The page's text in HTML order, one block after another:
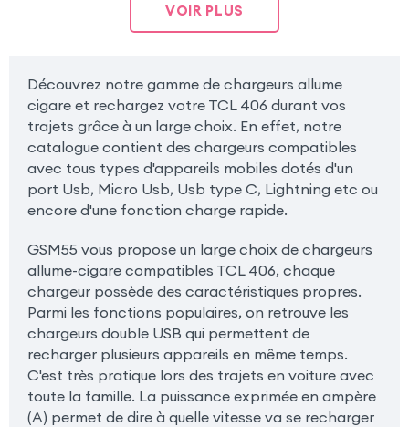
VOIR PLUS
Découvrez notre gamme de chargeurs allume
cigare et rechargez votre TCL 406 durant vos
trajets grâce à un large choix. En effet, notre
catalogue contient des chargeurs compatibles
avec tous types d'appareils mobiles dotés d'un
port Usb, Micro Usb, Usb type C, Lightning etc ou
encore d'une fonction charge rapide.
GSM55 vous propose un large choix de chargeurs
allume-cigare compatibles TCL 406, chaque
chargeur possède des caractéristiques propres.
Parmi les fonctions populaires, on retrouve les
chargeurs double USB qui permettent de
recharger plusieurs appareils en même temps.
C'est très pratique lors des trajets en voiture avec
toute la famille. La puissance exprimée en ampère
(A) permet de dire à quelle vitesse va se recharger